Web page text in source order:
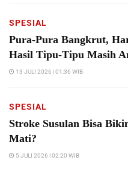
SPESIAL
Pura-Pura Bangkrut,
Hasil Tipu-Tipu Masih
13 JULI 2026 | 01:36 WIB
SPESIAL
Stroke Susulan Bisa
Mati?
5 JULI 2026 | 02:20 WIB